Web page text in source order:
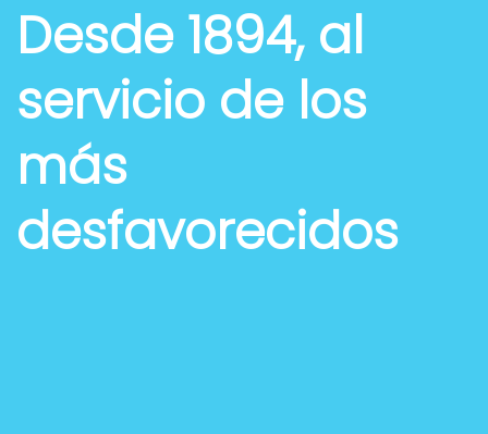
Desde 1894, al
servicio de los
más
desfavorecidos